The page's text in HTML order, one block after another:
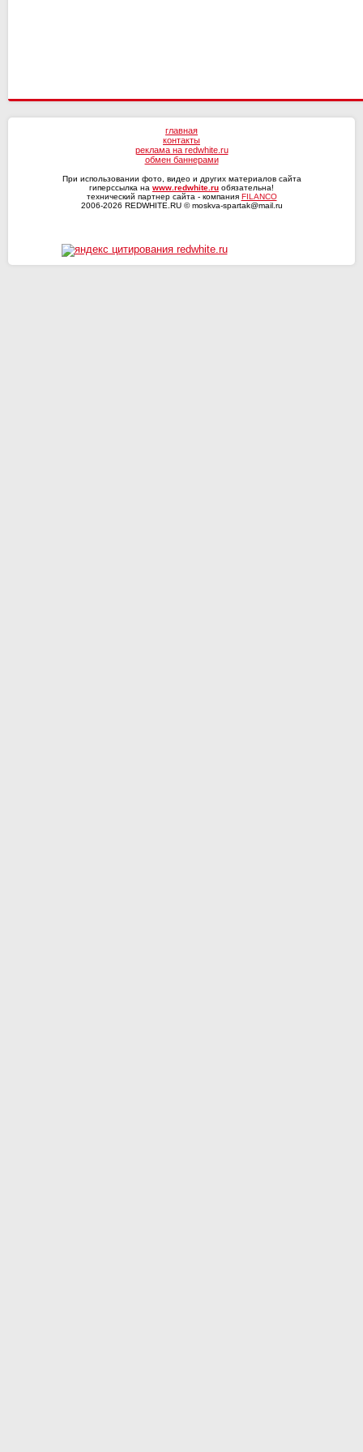
главная
контакты
реклама на redwhite.ru
обмен баннерами
При использовании фото, видео и других материалов сайта
гиперссылка на www.redwhite.ru обязательна!
технический партнер сайта - компания FILANCO
2006-2026 REDWHITE.RU © moskva-spartak@mail.ru